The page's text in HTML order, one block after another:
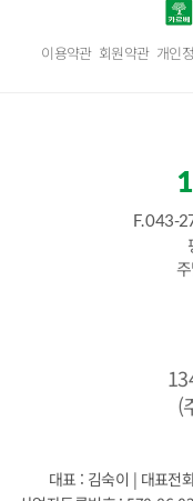
이용약관 회원약관 개인
F. 043-
(
대표 : 김숙이 | 대표전